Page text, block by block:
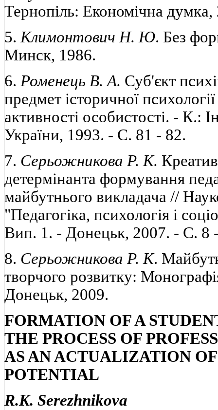
Тернопіль: Економічна думка,
5.Климонтович Н. Ю. Без
Минск, 1986.
6. Роменець В. А. Суб'єкт
предмет історичноï
активності особистості. - К.:
Украïни, 1993. - С. 81 - 82.
7. Серьожникова Р. К.
детермінанта формування
майбутнього викладача //
"Педагогіка, психологія і
Вип. 1. - Донецьк, 2007. - С. 8
8. Серьожникова Р. К.
творчого розвитку:
Донецьк, 2009.
FORMATION OF A
THE PROCESS OF
AS AN ACTUALIZATION
POTENTIAL
R.K. Serezhnikova